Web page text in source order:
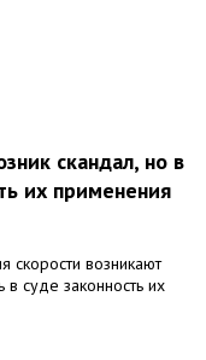
скандал, но в
их применения
скорости возникают
в суде законность их